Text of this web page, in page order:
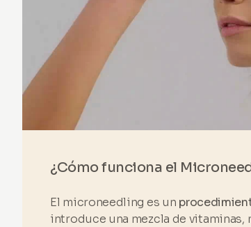
¿Cómo funciona el
El microneedling es un
introduce una mezcla de vitaminas,